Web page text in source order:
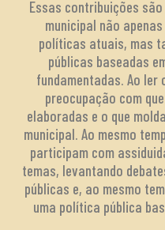
Essas contribuições
municipal não
políticas atuais, mas
públicas baseadas
fundamentadas. Ao ler
preocupação com
elaboradas e o que
municipal. Ao mesmo
participam com
temas, levantando
públicas e, ao mesmo
uma política pública